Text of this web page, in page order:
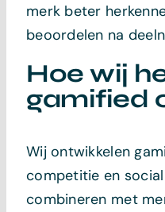
merk beter
beoordelen na
Hoe wij
gamified
Wij ontwikkelen
competitie en
combineren met